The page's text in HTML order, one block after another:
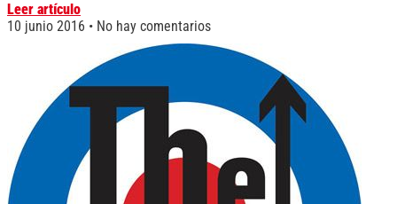
Leer artículo
10 junio 2016
No hay comentarios